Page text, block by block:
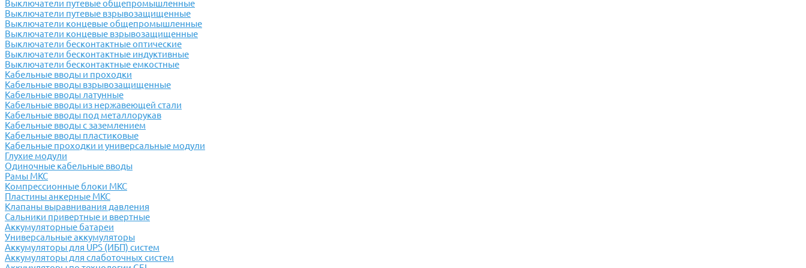
Выключатели путевые общепромышленные
Выключатели путевые взрывозащищенные
Выключатели концевые общепромышленные
Выключатели концевые взрывозащищенные
Выключатели бесконтактные оптические
Выключатели бесконтактные индуктивные
Выключатели бесконтактные емкостные
Кабельные вводы и проходки
Кабельные вводы взрывозащищенные
Кабельные вводы латунные
Кабельные вводы из нержавеющей стали
Кабельные вводы под металлорукав
Кабельные вводы с заземлением
Кабельные вводы пластиковые
Кабельные проходки и универсальные модули
Глухие модули
Одиночные кабельные вводы
Рамы МКС
Компрессионные блоки МКС
Пластины анкерные МКС
Клапаны выравнивания давления
Сальники привертные и ввертные
Аккумуляторные батареи
Универсальные аккумуляторы
Аккумуляторы для UPS (ИБП) систем
Аккумуляторы для слаботочных систем